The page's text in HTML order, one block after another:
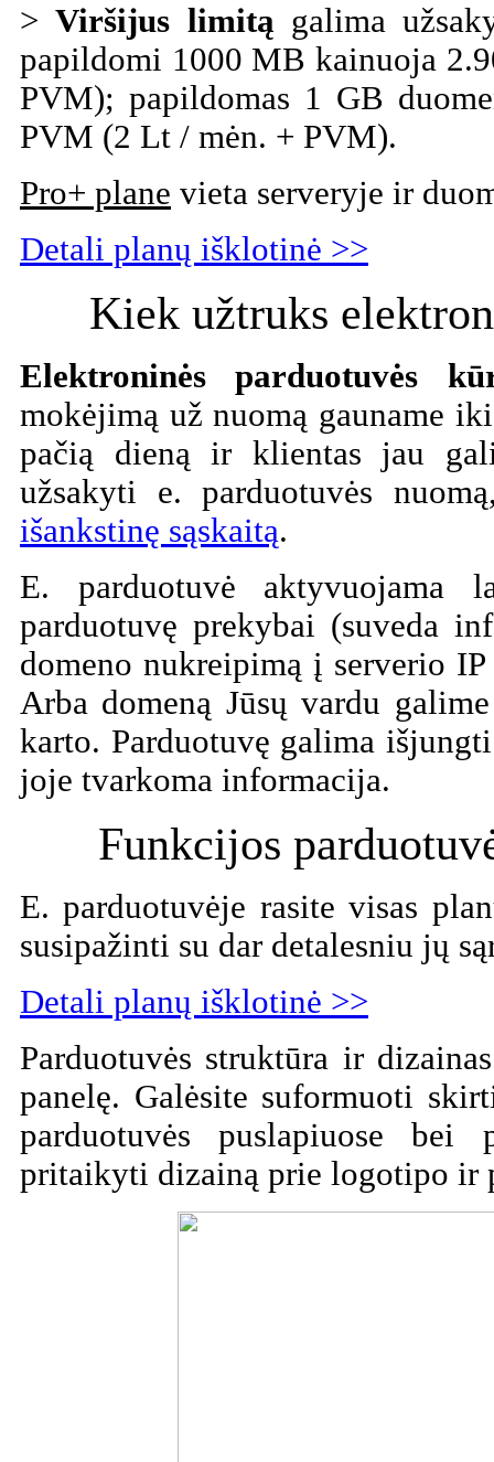
>Viršijus limitą galima
papildomi 1000 MB kainuoja
PVM); papildomas 1 GB
PVM (2 Lt / mėn. + PVM).
Pro+ plane vieta serveryje ir
Detali planų išklotinė >>
Kiek užtruks
Elektroninės parduotuvės
mokėjimą už nuomą gauname
pačią dieną ir klientas jau
užsakyti e. parduotuvės
išankstinę sąskaitą.
E. parduotuvė aktyvuojama
parduotuvę prekybai (suveda
domeno nukreipimą į serverio
Arba domeną Jūsų vardu
karto. Parduotuvę galima
joje tvarkoma informacija.
Funkcijos
E. parduotuvėje rasite visas
susipažinti su dar detalesniu jų
Detali planų išklotinė >>
Parduotuvės struktūra ir
panelę. Galėsite suformuoti
parduotuvės puslapiuose bei
pritaikyti dizainą prie logotipo ir